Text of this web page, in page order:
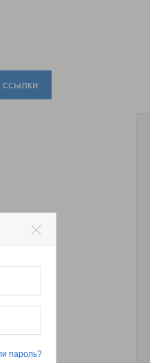
ссылки
пароль?